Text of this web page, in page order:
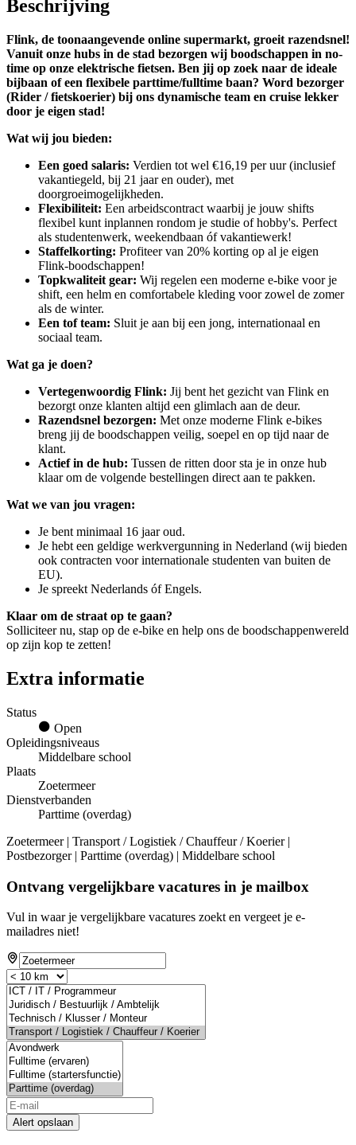
Beschrijving
Flink, de toonaangevende online supermarkt, groeit razendsnel!
Vanuit onze hubs in de stad bezorgen wij boodschappen in no-
time op onze elektrische fietsen. Ben jij op zoek naar de ideale
bijbaan of een flexibele parttime/fulltime baan? Word bezorger
(Rider / fietskoerier) bij ons dynamische team en cruise lekker
door je eigen stad!
Wat wij jou bieden:
Een goed salaris: Verdien tot wel €16,19 per uur (inclusief
vakantiegeld, bij 21 jaar en ouder), met
doorgroeimogelijkheden.
Flexibiliteit: Een arbeidscontract waarbij je jouw shifts
flexibel kunt inplannen rondom je studie of hobby's. Perfect
als studentenwerk, weekendbaan óf vakantiewerk!
Staffelkorting: Profiteer van 20% korting op al je eigen
Flink-boodschappen!
Topkwaliteit gear: Wij regelen een moderne e-bike voor je
shift, een helm en comfortabele kleding voor zowel de zomer
als de winter.
Een tof team: Sluit je aan bij een jong, internationaal en
sociaal team.
Wat ga je doen?
Vertegenwoordig Flink: Jij bent het gezicht van Flink en
bezorgt onze klanten altijd een glimlach aan de deur.
Razendsnel bezorgen: Met onze moderne Flink e-bikes
breng jij de boodschappen veilig, soepel en op tijd naar de
klant.
Actief in de hub: Tussen de ritten door sta je in onze hub
klaar om de volgende bestellingen direct aan te pakken.
Wat we van jou vragen:
Je bent minimaal 16 jaar oud.
Je hebt een geldige werkvergunning in Nederland (wij bieden
ook contracten voor internationale studenten van buiten de
EU).
Je spreekt Nederlands óf Engels.
Klaar om de straat op te gaan?
Solliciteer nu, stap op de e-bike en help ons de boodschappenwereld
op zijn kop te zetten!
Extra informatie
Status
Open
Opleidingsniveaus
Middelbare school
Plaats
Zoetermeer
Dienstverbanden
Parttime (overdag)
Zoetermeer | Transport / Logistiek / Chauffeur / Koerier |
Postbezorger | Parttime (overdag) | Middelbare school
Ontvang vergelijkbare vacatures in je mailbox
Vul in waar je vergelijkbare vacatures zoekt en vergeet je e-
mailadres niet!
Alert opslaan